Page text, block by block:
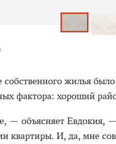
жилья
фактора: хороший
— объясняет Евдокия,
квартиры. И, да, мне